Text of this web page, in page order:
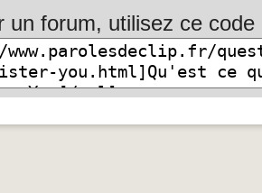
un forum, utilisez ce code